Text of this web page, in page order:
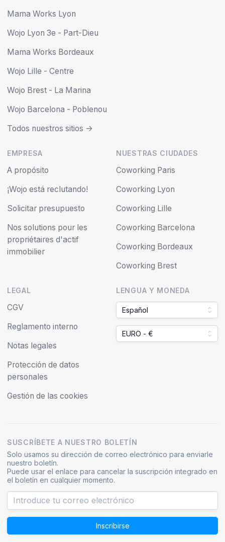
Mama Works Lyon
Wojo Lyon 3e - Part-Dieu
Mama Works Bordeaux
Wojo Lille - Centre
Wojo Brest - La Marina
Wojo Barcelona - Poblenou
Todos nuestros sitios ->
EMPRESA
A propósito
¡Wojo está reclutando!
Solicitar presupuesto
Nos solutions pour les
propriétaires d'actif
immobilier
NUESTRAS CIUDADES
Coworking Paris
Coworking Lyon
Coworking Lille
Coworking Barcelona
Coworking Bordeaux
Coworking Brest
LEGAL
CGV
Reglamento interno
Notas legales
Protección de datos
personales
Gestión de las cookies
LENGUA Y MONEDA
Español
EURO - €
SUSCRÍBETE A NUESTRO BOLETÍN
Solo usamos su dirección de correo electrónico para enviarle
nuestro boletín.
Puede usar el enlace para cancelar la suscripción integrado en
el boletín en cualquier momento.
Inscribirse